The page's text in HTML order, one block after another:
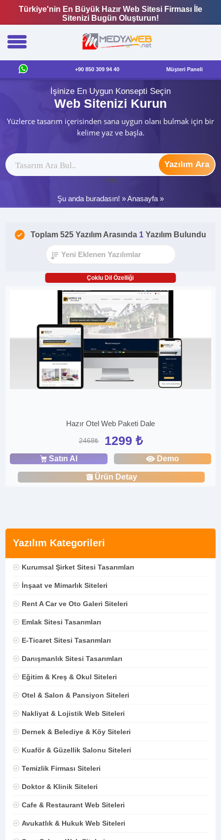
Türkiye'nin En Büyük Hazır Web Sitesi Firması İle
Sitenizi Bugün Oluşturun!
+90 850 309 94 40 Müşteri Paneli
İşinize En Uygun Konsepti Seçin
Web Sitenizi Kurun
Yüzlerce tasarım içerisinden sana uygun olanı bulmak için bir
kelime yaz ve başla.
Yazılım Ara
ytag
Şu anda buradasın! »Anasayfa »
Yazılım Kategorileri
Kurumsal Şirket Sitesi Tasarımları
İnşaat ve Mimarlık Siteleri
Rent A Car ve Oto Galeri Siteleri
Emlak Sitesi Tasarımları
E-Ticaret Sitesi Tasarımları
Danışmanlık Sitesi Tasarımları
Eğitim & Kreş & Okul Siteleri
Otel & Salon & Pansiyon Siteleri
Nakliyat & Lojistik Web Siteleri
Dernek & Belediye & Köy Siteleri
Kuaför & Güzellik Salonu Siteleri
Temizlik Firması Siteleri
Doktor & Klinik Siteleri
Cafe & Restaurant Web Siteleri
Avukatlık & Hukuk Web Siteleri
Toplam 525 Yazılım Arasında 1 Yazılım Bulundu
Çoklu Dil Özelliği
Hazır Otel Web Paketi Dale
2468₺ 1299 ₺
Satın Al Demo
Ürün Detay